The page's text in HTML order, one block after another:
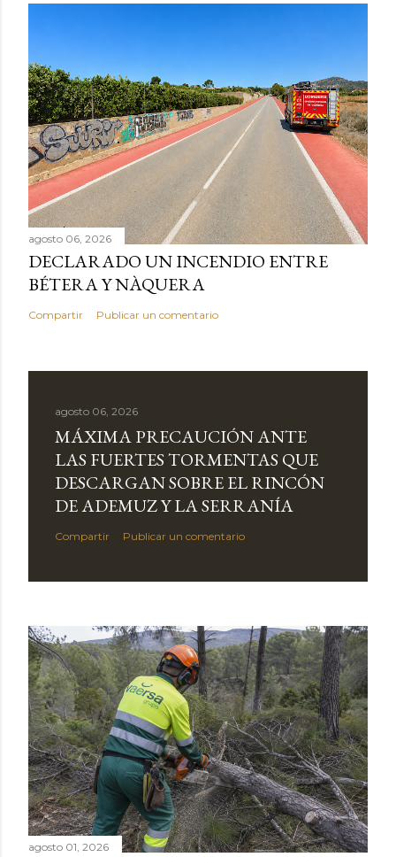
agosto 06, 2026
DECLARADO UN INCENDIO ENTRE
BÉTERA Y NÀQUERA
Compartir Publicar un comentario
agosto 06, 2026
MÁXIMA PRECAUCIÓN ANTE
LAS FUERTES TORMENTAS QUE
DESCARGAN SOBRE EL RINCÓN
DE ADEMUZ Y LA SERRANÍA
Compartir Publicar un comentario
agosto 01, 2026